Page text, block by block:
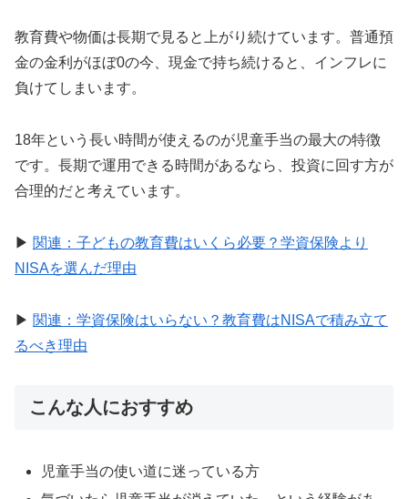
教育費や物価は長期で見ると上がり続けています。普通預
金の金利がほぼ0の今、現金で持ち続けると、インフレに
負けてしまいます。
18年という長い時間が使えるのが児童手当の最大の特徴
です。長期で運用できる時間があるなら、投資に回す方が
合理的だと考えています。
▶ 関連：子どもの教育費はいくら必要？学資保険より
NISAを選んだ理由
▶ 関連：学資保険はいらない？教育費はNISAで積み立て
るべき理由
こんな人におすすめ
児童手当の使い道に迷っている方